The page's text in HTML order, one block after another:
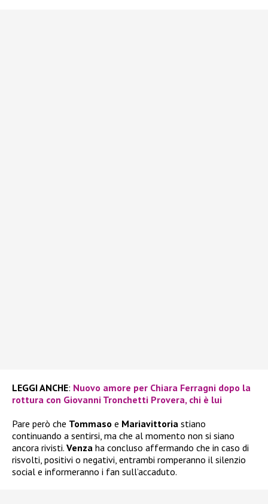
LEGGI ANCHE: Nuovo amore per Chiara Ferragni dopo la
rottura con Giovanni Tronchetti Provera, chi è lui
Pare però che Tommaso e Mariavittoria stiano
continuando a sentirsi, ma che al momento non si siano
ancora rivisti. Venza ha concluso affermando che in caso di
risvolti, positivi o negativi, entrambi romperanno il silenzio
social e informeranno i fan sull’accaduto.